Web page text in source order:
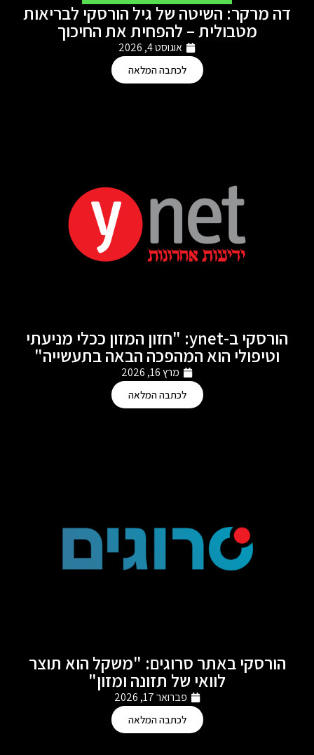
דה מרקר: השיטה של גיל הורסקי לבריאות
מטבולית – להפחית את החיכוך
אוגוסט 4, 2026
לכתבה המלאה
הורסקי ב-ynet: "חזון המזון ככלי מניעתי
וטיפולי הוא המהפכה הבאה בתעשייה"
מרץ 16, 2026
לכתבה המלאה
הורסקי באתר סרוגים: "משקל הוא תוצר
לוואי של תזונה ומזון"
פברואר 17, 2026
לכתבה המלאה